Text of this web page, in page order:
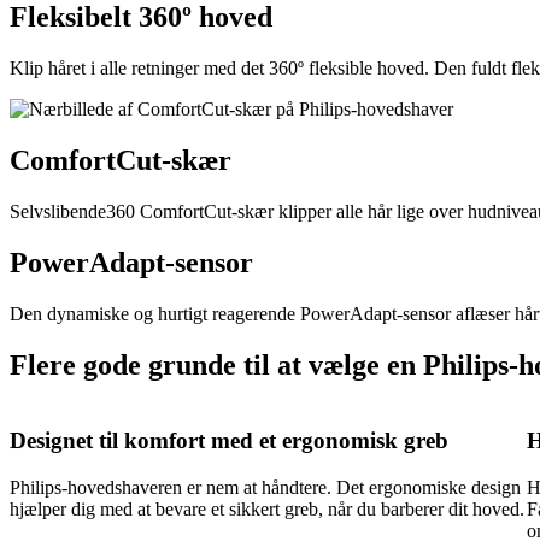
Fleksibelt 360º hoved
Klip håret i alle retninger med det 360º fleksible hoved. Den fuldt
ComfortCut-skær
Selvslibende360 ComfortCut-skær klipper alle hår lige over
PowerAdapt-sensor
Den dynamiske og hurtigt reagerende PowerAdapt-sensor aflæser
Flere gode grunde til at vælge en Philips-
Designet til komfort med et ergonomisk greb
Philips-hovedshaveren er nem at håndtere. Det ergonomiske design
hjælper dig med at bevare et sikkert greb, når du barberer dit hoved.